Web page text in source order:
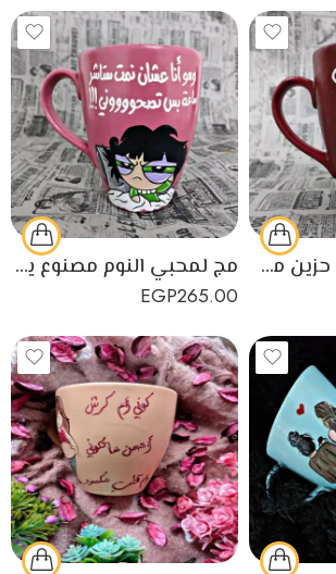
مج بتصميم باندا حزين مصنوع يدويًا من البورسلين مج لمحبي النوم مصنوع يدويًا من البورسلين
EGP265.00